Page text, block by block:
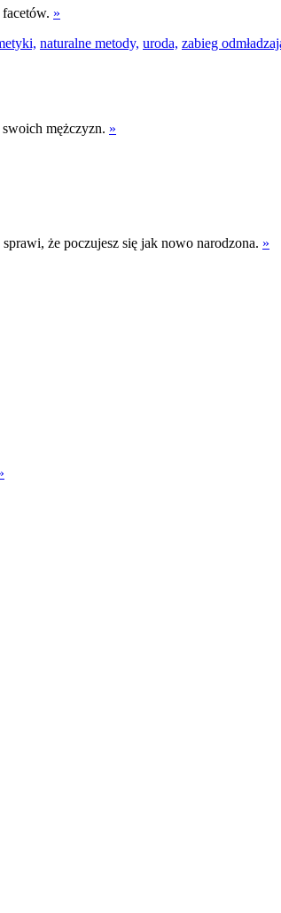
»
naturalne metody, uroda, zabieg
mężczyzn. »
że poczujesz się jak nowo narodzona. »